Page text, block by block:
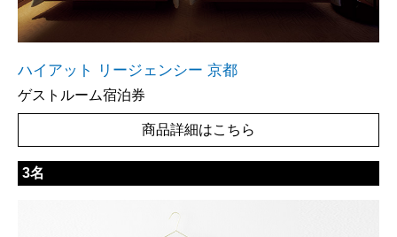
ハイアット リージェンシー 京都
ゲストルーム宿泊券
商品詳細はこちら
3名